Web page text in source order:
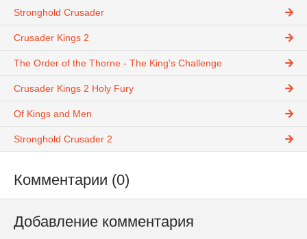
Stronghold Crusader
Crusader Kings 2
The Order of the Thorne - The King's Challenge
Crusader Kings 2 Holy Fury
Of Kings and Men
Stronghold Crusader 2
Комментарии (0)
Добавление комментария